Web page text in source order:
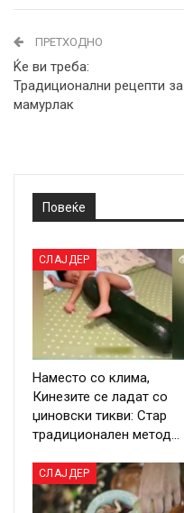
ПРЕТХОДНО
Ќе ви треба:
Традиционални рецепти за
мамурлак
Повеќе
СЛАЈДЕР
Наместо со клима,
Кинезите се ладат со
џиновски тикви: Стар
традиционален метод…
СЛАЈДЕР